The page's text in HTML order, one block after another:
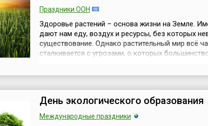
Праздники ООН
Здоровье растений – основа жизни на Земле.
дают нам еду, воздух и ресурсы, без которых
существование. Однако растительный мир всё
сталкивается с угрозами, о которых
день охраны здоровья растений (ан...
День экологического образования
Международные праздники